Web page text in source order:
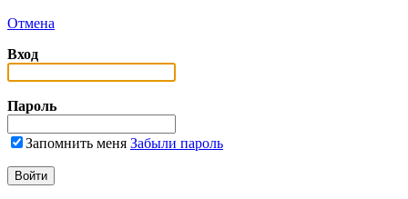
Отмена
Вход
Пароль
Запомнить меня Забыли пароль